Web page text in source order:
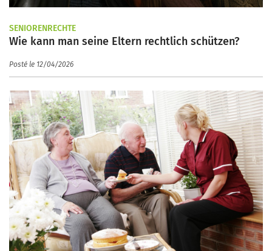
SENIORENRECHTE
Wie kann man seine Eltern rechtlich schützen?
Posté le 12/04/2026